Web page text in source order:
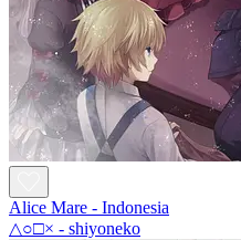
Alice Mare - Indonesia
△○□× - shiyoneko